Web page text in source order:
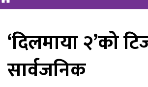
‘दिलमाया २’को
सार्वजनिक